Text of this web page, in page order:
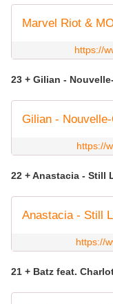
https://
23 + Gilian -
Gilian -
https://
22 + Anastacia - Still
Anastacia - Still
https://
21 + Batz feat.